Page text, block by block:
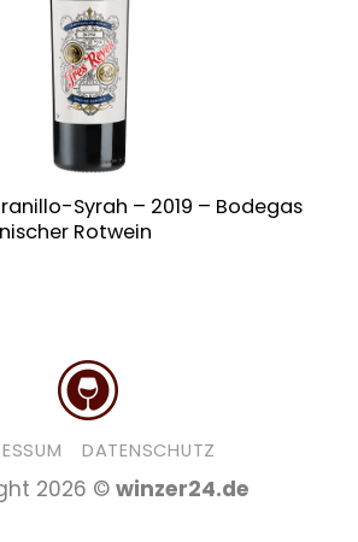
Syrah – 2019 – Bodegas
Rotwein
DATENSCHUTZ
2026 © winzer24.de